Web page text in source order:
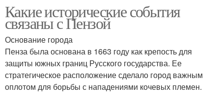
Какие исторические события
связаны с Пензой
Основание города
Пенза была основана в 1663 году как крепость для
защиты южных границ Русского государства. Ее
стратегическое расположение сделало город важным
оплотом для борьбы с нападениями кочевых племен.